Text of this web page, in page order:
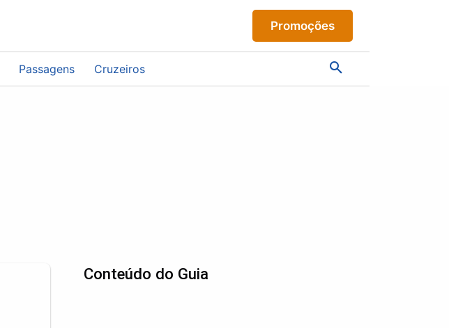
Promoções
Passagens Cruzeiros
Conteúdo do Guia